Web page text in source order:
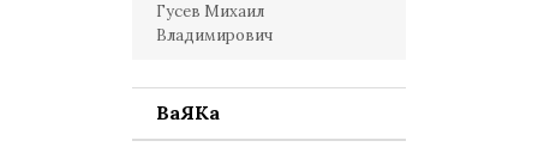
Гусев Михаил
Владимирович
ВаЯКа